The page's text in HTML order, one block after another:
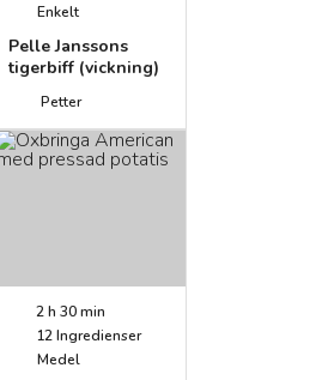
Enkelt
Pelle Janssons
tigerbiff (vickning)
Petter
2 h 30 min
12Ingredienser
Medel